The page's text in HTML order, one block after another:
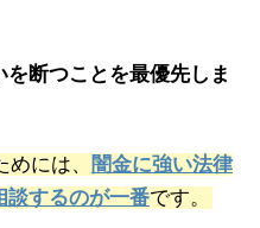
断つことを最優先しま
には、
闇金に強い法律
談するのが一番です。